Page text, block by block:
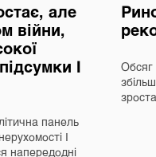
але
війни,
І
панель
І
напередодні
Обсяг